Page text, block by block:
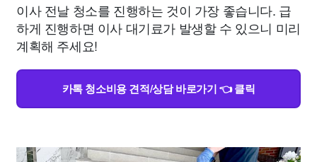
이사 전날 청소를 진행하는 것이 가장 좋습니다. 급
하게 진행하면 이사 대기료가 발생할 수 있으니 미리
계획해 주세요!
카톡 청소비용 견적/상담 바로가기 👈 클릭